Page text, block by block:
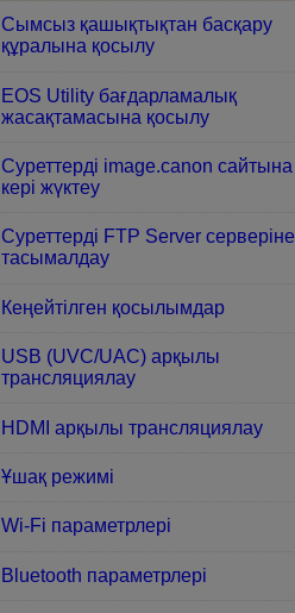
Сымсыз қашықтықтан басқару
құралына қосылу
EOS Utility бағдарламалық
жасақтамасына қосылу
Суреттерді image.canon сайтына
кері жүктеу
Суреттерді FTP Server серверіне
тасымалдау
Кеңейтілген қосылымдар
USB (UVC/UAC) арқылы
трансляциялау
HDMI арқылы трансляциялау
Ұшақ режимі
Wi-Fi параметрлері
Bluetooth параметрлері